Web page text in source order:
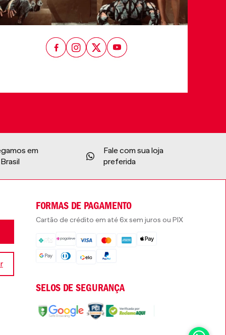
em
Fale com sua loja
preferida
FORMAS DE PAGAMENTO
Cartão de crédito em até 6x sem juros ou PIX
SELOS DE SEGURANÇA